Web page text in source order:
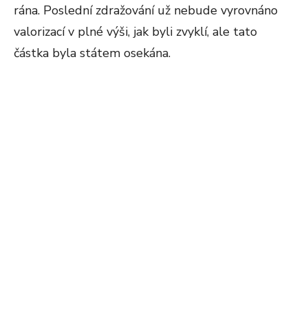
rána. Poslední zdražování už nebude vyrovnáno
valorizací v plné výši, jak byli zvyklí, ale tato
částka byla státem osekána.